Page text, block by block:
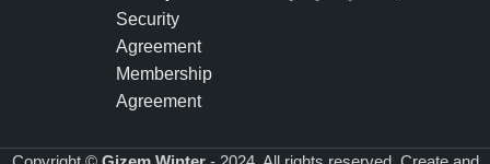
Security
Agreement
Membership
Agreement